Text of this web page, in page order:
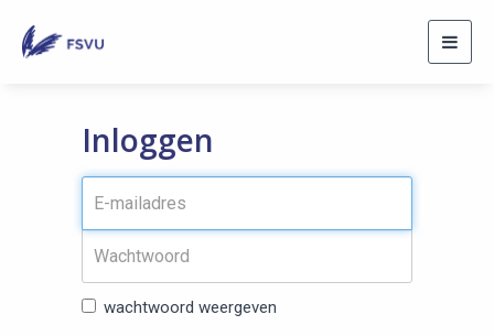
Inloggen
wachtwoord weergeven